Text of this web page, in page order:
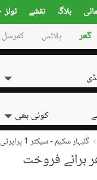
بلاگ نقشے ٹولز
گھر پلاٹس کمرشل
کوئی بھی
گلبہار سکیم - سیکٹر 1 پراپرٹی